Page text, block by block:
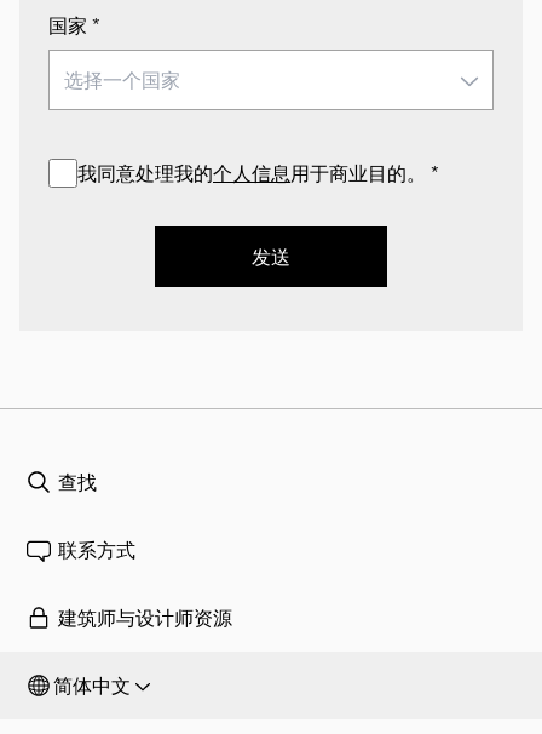
国家 *
我同意处理我的个人信息 用于商业目的。 *
发送
查找
联系方式
建筑师与设计师资源
简体中文